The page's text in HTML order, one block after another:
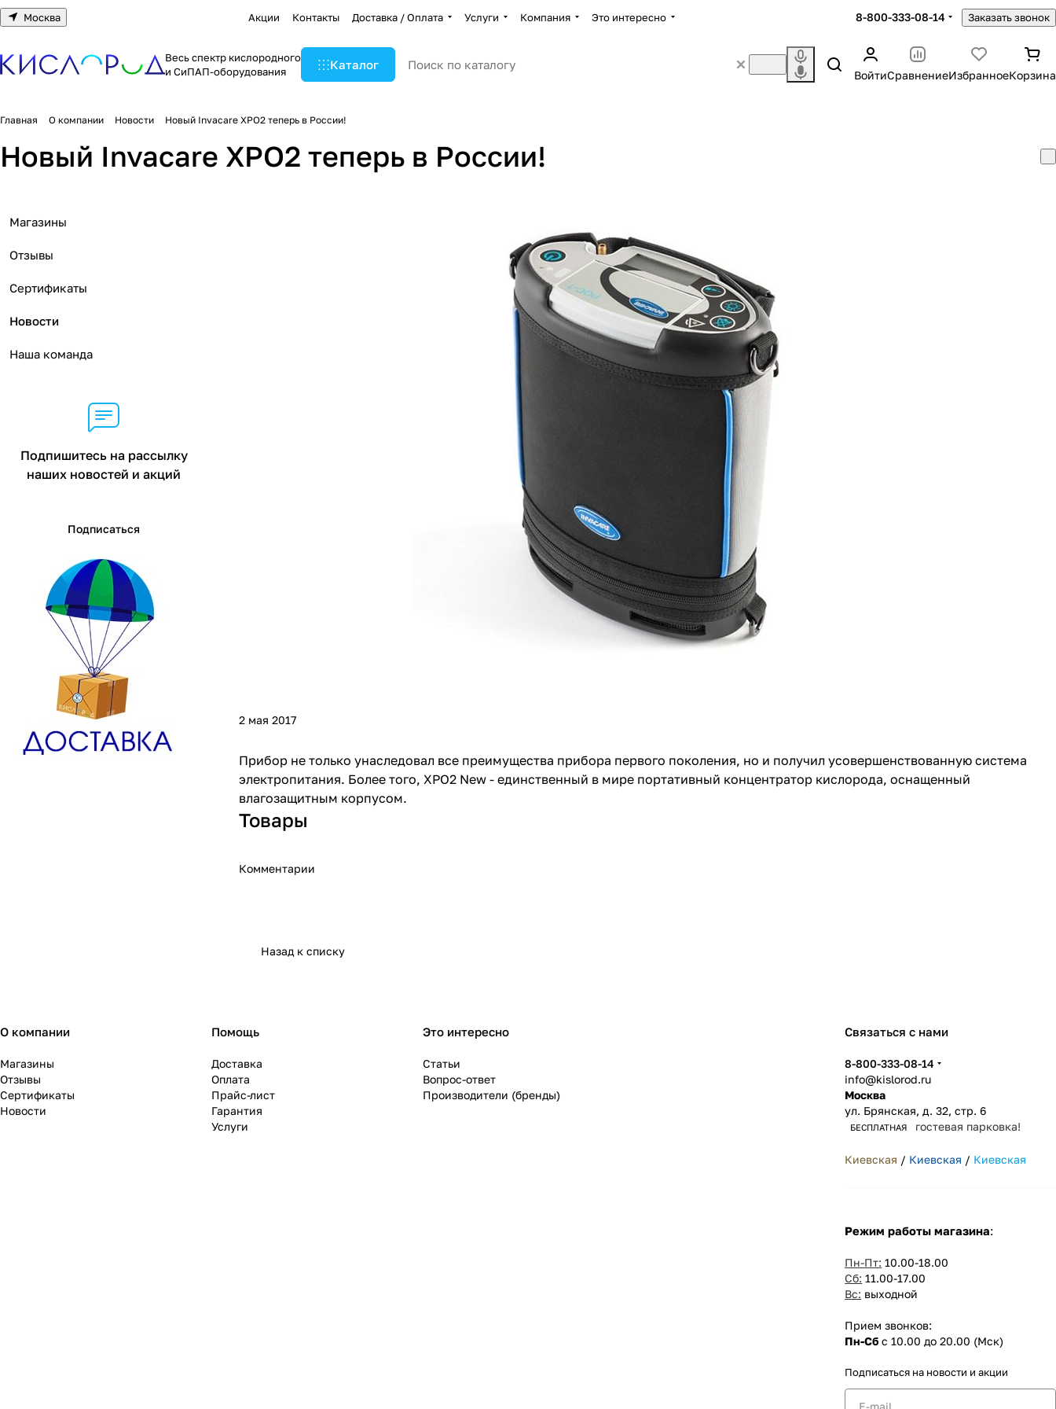
Москва Акции Контакты Доставка / Оплата Услуги Компания Это интересно 8-800-333-08-14 Заказать звонок
Весь спектр кислородного
и СиПАП-оборудования
Каталог
ВойтиСравнениеИзбранноеКорзина
Главная О компании Новости Новый Invacare XPO2 теперь в России!
Новый Invacare XPO2 теперь в России!
2 мая 2017
Прибор не только унаследовал все преимущества прибора первого поколения, но и получил усовершенствованную система
электропитания. Более того, XPO2 New - единственный в мире портативный концентратор кислорода, оснащенный
влагозащитным корпусом.
Товары
Комментарии
Назад к списку
Магазины
Отзывы
Сертификаты
Новости
Наша команда
Подпишитесь на рассылку
наших новостей и акций
Подписаться
О компании
Магазины
Отзывы
Сертификаты
Новости
Помощь
Доставка
Оплата
Прайс-лист
Гарантия
Услуги
Это интересно
Статьи
Вопрос-ответ
Производители (бренды)
Связаться с нами
8-800-333-08-14
info@kislorod.ru
Москва
ул. Брянская, д. 32, стр. 6
БЕСПЛАТНАЯ гостевая парковка!
Киевская / Киевская / Киевская
Режим работы магазина:
Пн-Пт: 10.00-18.00
Сб: 11.00-17.00
Вс: выходной
Прием звонков:
Пн-Сб с 10.00 до 20.00 (Мск)
Подписаться на новости и акции